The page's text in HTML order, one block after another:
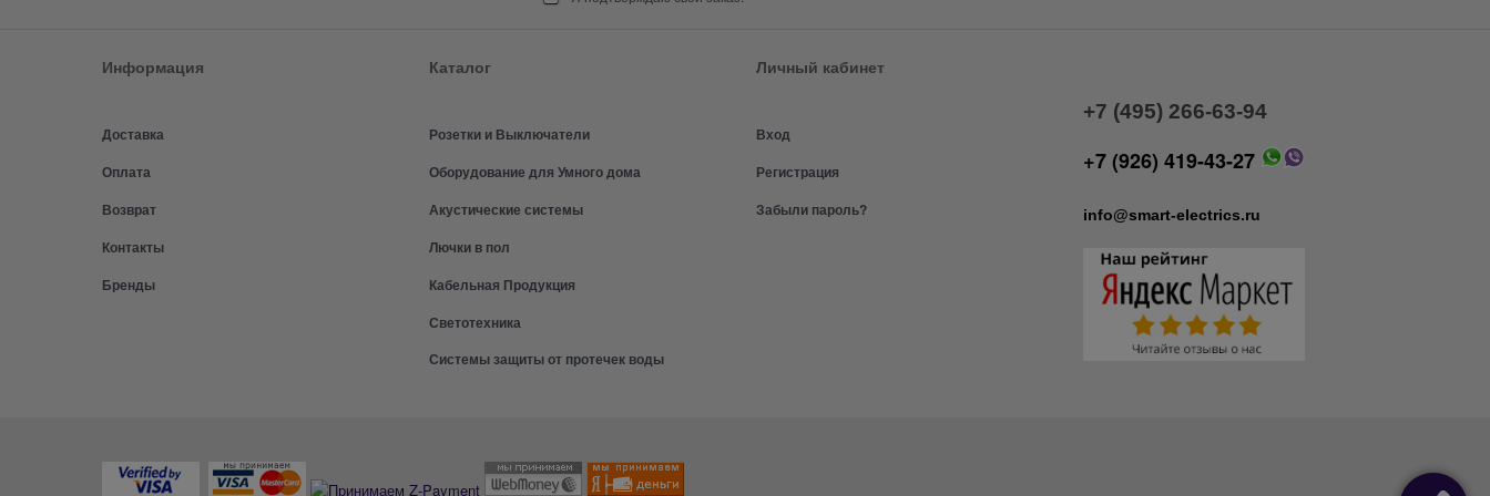
Информация
Доставка
Оплата
Возврат
Контакты
Бренды
Каталог
Розетки и Выключатели
Оборудование для Умного дома
Акустические системы
Лючки в пол
Кабельная Продукция
Светотехника
Системы защиты от протечек воды
Личный кабинет
Вход
Регистрация
Забыли пароль?
+7 (495) 266-63-94
+7 (926) 419-43-27
info@smart-electrics.ru